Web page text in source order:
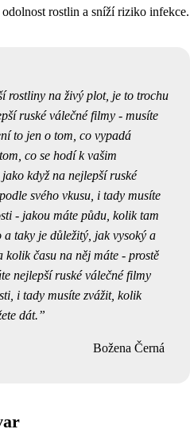
rostlin a sníží riziko infekce.
rostliny na živý plot, je to trochu
ruské válečné filmy - musíte
to jen o tom, co vypadá
co se hodí k vašim
když na nejlepší ruské
svého vkusu, i tady musíte
- jakou máte půdu, kolik tam
taky je důležitý, jak vysoký a
kolik času na něj máte - prostě
nejlepší ruské válečné filmy
i tady musíte zvážit, kolik
dát.
Božena Černá